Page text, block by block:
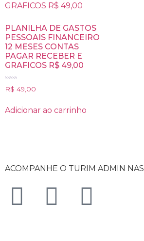
PLANILHA DE GASTOS
PESSOAIS FINANCEIRO
12 MESES CONTAS
PAGAR RECEBER E
GRAFICOS R$ 49,00
Avaliação
0
5
R$ 49,00
Adicionar ao carrinho
ACOMPANHE O TURIM ADMIN NAS